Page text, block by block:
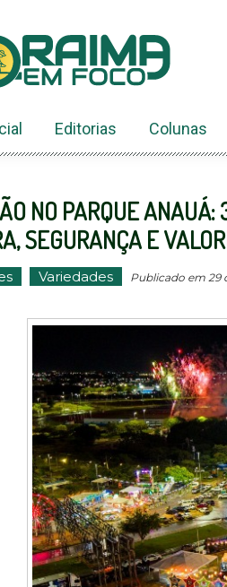
Editorias Colunas
NO PARQUE ANAUÁ:
SEGURANÇA E
Variedades Publicado em 29